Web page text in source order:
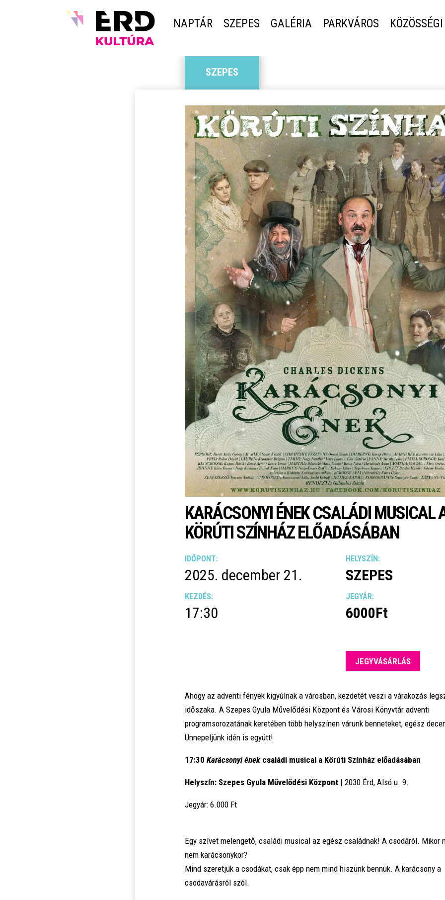
NAPTÁR SZEPES GALÉRIA PARKVÁROS
SZEPES
KARÁCSONYI ÉNEK CSALÁDI MUSICAL
KÖRÚTI SZÍNHÁZ ELŐADÁSÁBAN
IDŐPONT:
2025. december 21.
KEZDÉS:
17:30
HELYSZÍN:
SZEPES
JEGYÁR:
6000Ft
JEGYVÁSÁRLÁS
Ahogy az adventi fények kigyúlnak a városban, kezdetét veszi a várakozás
időszaka. A Szepes Gyula Művelődési Központ és Városi Könyvtár adventi
programsorozatának keretében több helyszínen várunk benneteket, egész
Ünnepeljünk idén is együtt!
17:30 Karácsonyi énekcsaládi musical a Körúti Színház előadásában
Helyszín: Szepes Gyula Művelődési Központ | 2030 Érd, Alsó u. 9.
Jegyár: 6.000 Ft
Egy szívet melengető, családi musical az egész családnak! A csodáról. Mikor
nem karácsonykor?
Mind szeretjük a csodákat, csak épp nem mind hiszünk bennük. A karácsony a
csodavárásról szól.